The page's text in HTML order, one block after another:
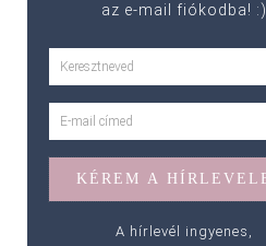
az e-mail fiókodba! :)
A hírlevél ingyenes,